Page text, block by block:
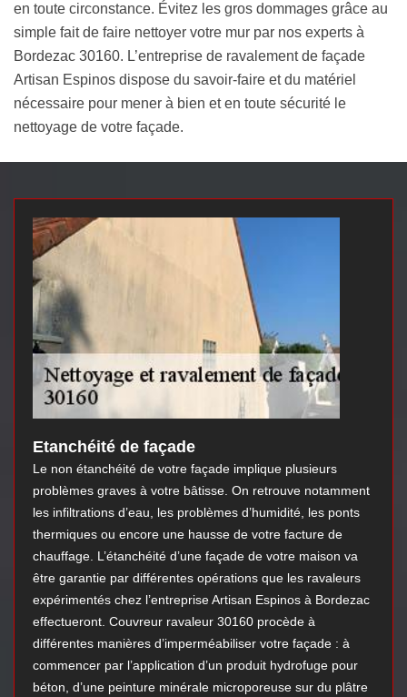
en toute circonstance. Évitez les gros dommages grâce au
simple fait de faire nettoyer votre mur par nos experts à
Bordezac 30160. L’entreprise de ravalement de façade
Artisan Espinos dispose du savoir-faire et du matériel
nécessaire pour mener à bien et en toute sécurité le
nettoyage de votre façade.
Etanchéité de façade
Le non étanchéité de votre façade implique plusieurs
problèmes graves à votre bâtisse. On retrouve notamment
les infiltrations d’eau, les problèmes d’humidité, les ponts
thermiques ou encore une hausse de votre facture de
chauffage. L’étanchéité d’une façade de votre maison va
être garantie par différentes opérations que les ravaleurs
expérimentés chez l’entreprise Artisan Espinos à Bordezac
effectueront. Couvreur ravaleur 30160 procède à
différentes manières d’imperméabiliser votre façade : à
commencer par l’application d’un produit hydrofuge pour
béton, d’une peinture minérale microporeuse sur du plâtre